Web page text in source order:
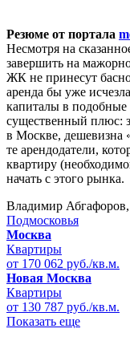
Резюме от портала
Несмотря на
завершить на
ЖК не принесут
аренда бы уже
капиталы в подобные
существенный плюс:
в Москве, дешевизна
те арендодатели,
квартиру
начать с этого рынка.
Владимир Абгафоров,
Подмосковья
Москва
Квартиры
от 170 062 руб./кв.м.
Новая Москва
Квартиры
от 130 787 руб./кв.м.
Показать еще